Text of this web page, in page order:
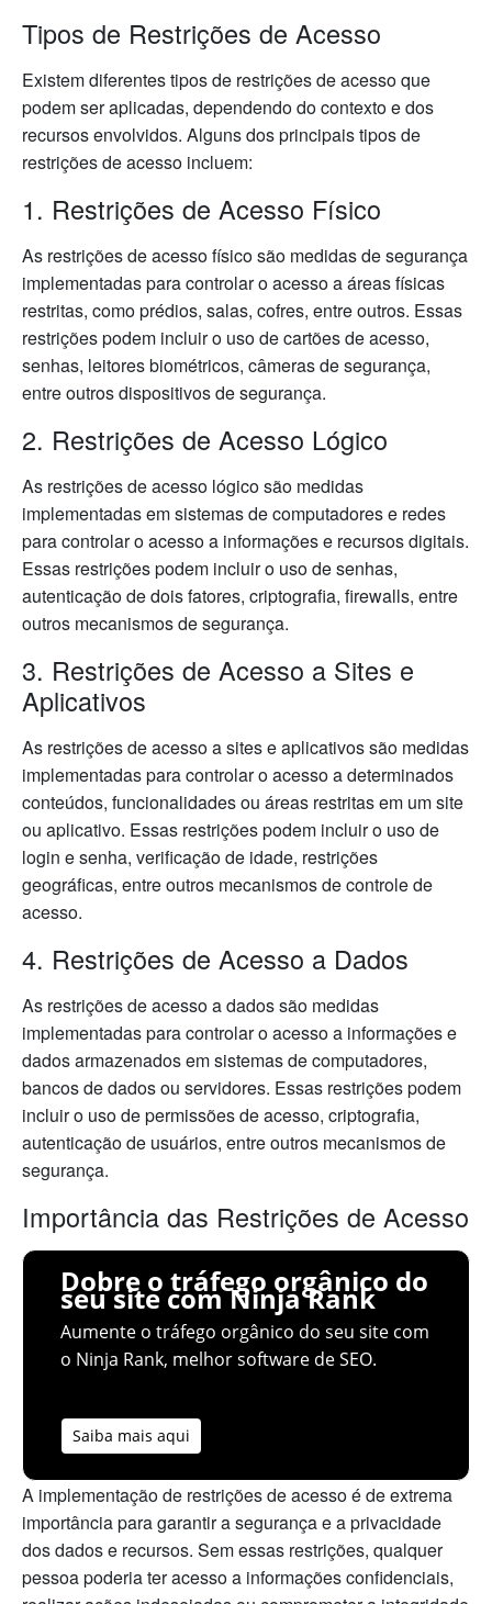
Tipos de Restrições de Acesso
Existem diferentes tipos de restrições de acesso que
podem ser aplicadas, dependendo do contexto e dos
recursos envolvidos. Alguns dos principais tipos de
restrições de acesso incluem:
1. Restrições de Acesso Físico
As restrições de acesso físico são medidas de segurança
implementadas para controlar o acesso a áreas físicas
restritas, como prédios, salas, cofres, entre outros. Essas
restrições podem incluir o uso de cartões de acesso,
senhas, leitores biométricos, câmeras de segurança,
entre outros dispositivos de segurança.
2. Restrições de Acesso Lógico
As restrições de acesso lógico são medidas
implementadas em sistemas de computadores e redes
para controlar o acesso a informações e recursos digitais.
Essas restrições podem incluir o uso de senhas,
autenticação de dois fatores, criptografia, firewalls, entre
outros mecanismos de segurança.
3. Restrições de Acesso a Sites e
Aplicativos
As restrições de acesso a sites e aplicativos são medidas
implementadas para controlar o acesso a determinados
conteúdos, funcionalidades ou áreas restritas em um site
ou aplicativo. Essas restrições podem incluir o uso de
login e senha, verificação de idade, restrições
geográficas, entre outros mecanismos de controle de
acesso.
4. Restrições de Acesso a Dados
As restrições de acesso a dados são medidas
implementadas para controlar o acesso a informações e
dados armazenados em sistemas de computadores,
bancos de dados ou servidores. Essas restrições podem
incluir o uso de permissões de acesso, criptografia,
autenticação de usuários, entre outros mecanismos de
segurança.
Importância das Restrições de Acesso
Dobre o tráfego orgânico do
seu site com Ninja Rank
Aumente o tráfego orgânico do seu site com
o Ninja Rank, melhor software de SEO.
Saiba mais aqui
A implementação de restrições de acesso é de extrema
importância para garantir a segurança e a privacidade
dos dados e recursos. Sem essas restrições, qualquer
pessoa poderia ter acesso a informações confidenciais,